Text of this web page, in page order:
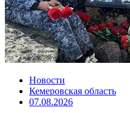
Новости
Кемеровская область
07.08.2026